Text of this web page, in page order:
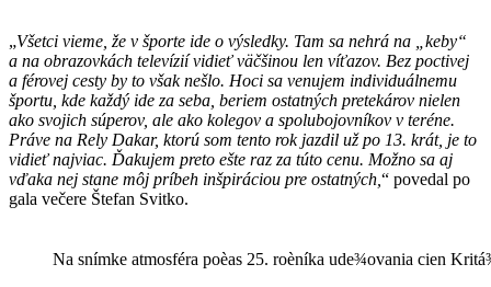
„Všetci vieme, že v športe ide o výsledky. Tam sa nehrá na „keby“
a na obrazovkách televízií vidieť väčšinou len víťazov. Bez poctivej
a férovej cesty by to však nešlo. Hoci sa venujem individuálnemu
športu, kde každý ide za seba, beriem ostatných pretekárov nielen
ako svojich súperov, ale ako kolegov a spolubojovníkov v teréne.
Práve na Rely Dakar, ktorú som tento rok jazdil už po 13. krát, je to
vidieť najviac. Ďakujem preto ešte raz za túto cenu. Možno sa aj
vďaka nej stane môj príbeh inšpiráciou pre ostatných, “ povedal po
gala večere Štefan Svitko.
Na snímke atmosféra poèas 25. roèníka ude¾ovania cien